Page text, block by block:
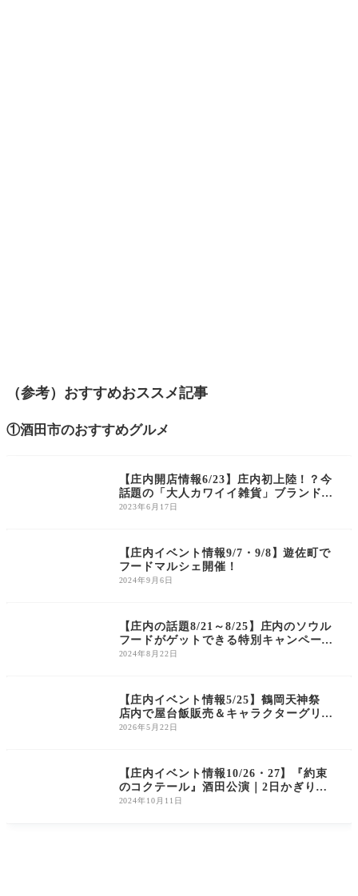
（参考）おすすめおススメ記事
①酒田市のおすすめグルメ
【庄内開店情報6/23】庄内初上陸！？今
話題の「大人カワイイ雑貨」ブランド、
スリーピーがオープンするようです！
2023年6月17日
【庄内イベント情報9/7・9/8】遊佐町で
フードマルシェ開催！
2024年9月6日
【庄内の話題8/21～8/25】庄内のソウル
フードがゲットできる特別キャンペーン
開催！
2024年8月22日
【庄内イベント情報5/25】鶴岡天神祭
店内で屋台飯販売＆キャラクターグリー
ティング開催｜清川屋
2026年5月22日
【庄内イベント情報10/26・27】『約束
のコクテール』酒田公演｜2日かぎりの
プレミアムな演劇
2024年10月11日